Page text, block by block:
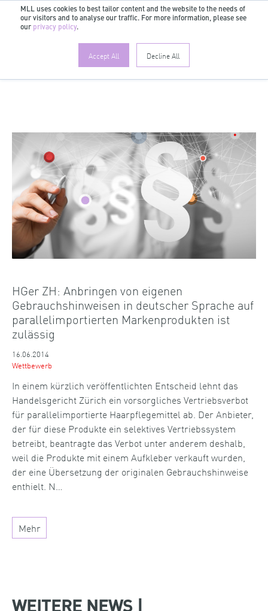
MLL uses cookies to best tailor content and the website to the needs of
our visitors and to analyse our traffic. For more information, please see
our privacy policy.
Accept All Decline All
DE
HGer ZH: Anbringen von eigenen
Gebrauchshinweisen in deutscher Sprache auf
parallelimportierten Markenprodukten ist
zulässig
16.06.2014
Wettbewerb
In einem kürzlich veröffentlichten Entscheid lehnt das
Handelsgericht Zürich ein vorsorgliches Vertriebsverbot
für parallelimportierte Haarpflegemittel ab. Der Anbieter,
der für diese Produkte ein selektives Vertriebssystem
betreibt, beantragte das Verbot unter anderem deshalb,
weil die Produkte mit einem Aufkleber verkauft wurden,
der eine Übersetzung der originalen Gebrauchshinweise
enthielt. N…
Mehr